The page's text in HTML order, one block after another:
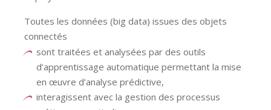
Toutes les données (big data) issues des objets
connectés
sont traitées et analysées par des outils
d’apprentissage automatique permettant la mise
en œuvre d’analyse prédictive,
interagissent avec la gestion des processus